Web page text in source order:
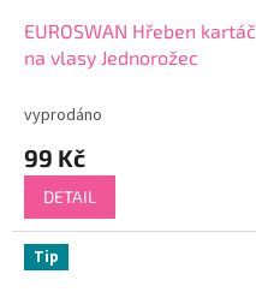
EUROSWAN Hřeben kartáč
na vlasy Jednorožec
vyprodáno
99 Kč
DETAIL
Tip